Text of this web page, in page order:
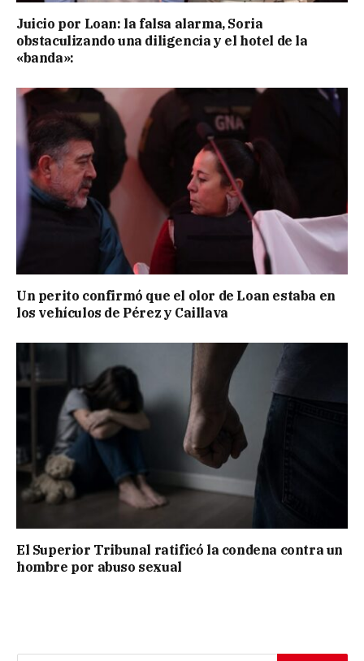
Juicio por Loan: la falsa alarma, Soria
obstaculizando una diligencia y el hotel de la
«banda»:
Un perito confirmó que el olor de Loan estaba en
los vehículos de Pérez y Caillava
El Superior Tribunal ratificó la condena contra un
hombre por abuso sexual